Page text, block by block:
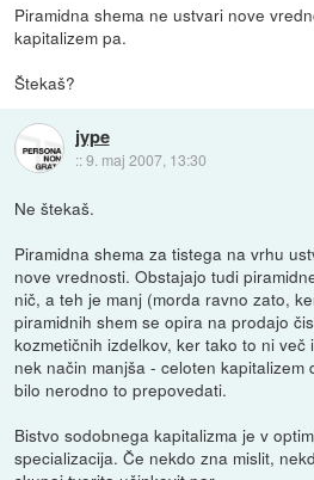
Piramidna shema ne ustvari nove
kapitalizem pa.
Štekaš?
jype
::9. maj 2007, 13:30
Ne štekaš.
Piramidna shema za tistega na vrhu
nove vrednosti. Obstajajo tudi
nič, a teh je manj (morda ravno zato,
piramidnih shem se opira na prodajo
kozmetičnih izdelkov, ker tako to ni
nek način manjša - celoten
bilo nerodno to prepovedati.
Bistvo sodobnega kapitalizma je v
specializacija. Če nekdo zna mislit,